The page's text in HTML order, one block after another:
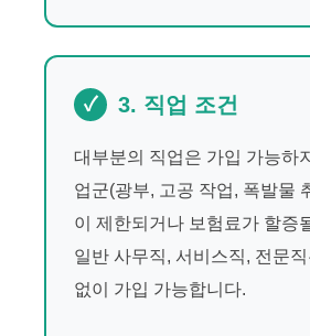
3. 직업 조건
대부분의 직업은 가입 가능하
업군(광부, 고공 작업, 폭발물
이 제한되거나 보험료가 할증
일반 사무직, 서비스직, 전문
없이 가입 가능합니다.